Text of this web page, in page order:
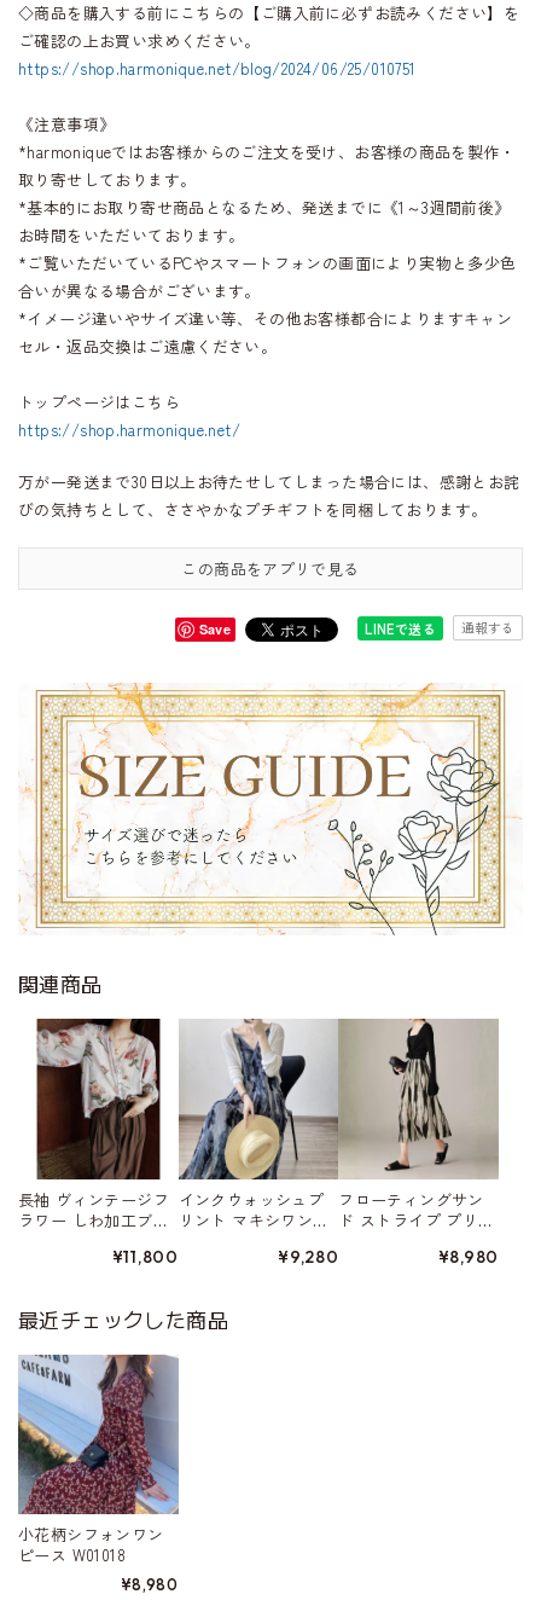
◇商品を購入する前にこちらの【ご購入前に必ずお読みください】を
ご確認の上お買い求めください。
https://shop.harmonique.net/blog/2024/06/25/010751
《注意事項》
*harmoniqueではお客様からのご注文を受け、お客様の商品を製作・
取り寄せしております。
*基本的にお取り寄せ商品となるため、発送までに《1～3週間前後》
お時間をいただいております。
*ご覧いただいているPCやスマートフォンの画面により実物と多少色
合いが異なる場合がございます。
*イメージ違いやサイズ違い等、その他お客様都合によりますキャン
セル・返品交換はご遠慮ください。
トップページはこちら
https://shop.harmonique.net/
万が一発送まで30日以上お待たせしてしまった場合には、感謝とお詫
びの気持ちとして、ささやかなプチギフトを同梱しております。
この商品をアプリで見る
Save LINEで送る 通報する
関連商品
長袖 ヴィンテージフ
ラワー しわ加工ブラ
¥11,800
インクウォッシュプ
リント マキシワン
¥9,280
フローティングサン
ド ストライプ プリー
¥8,980
最近チェックした商品
小花柄シフォンワン
ピース W01018
¥8,980